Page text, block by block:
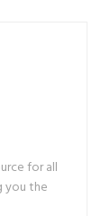
for all
you the